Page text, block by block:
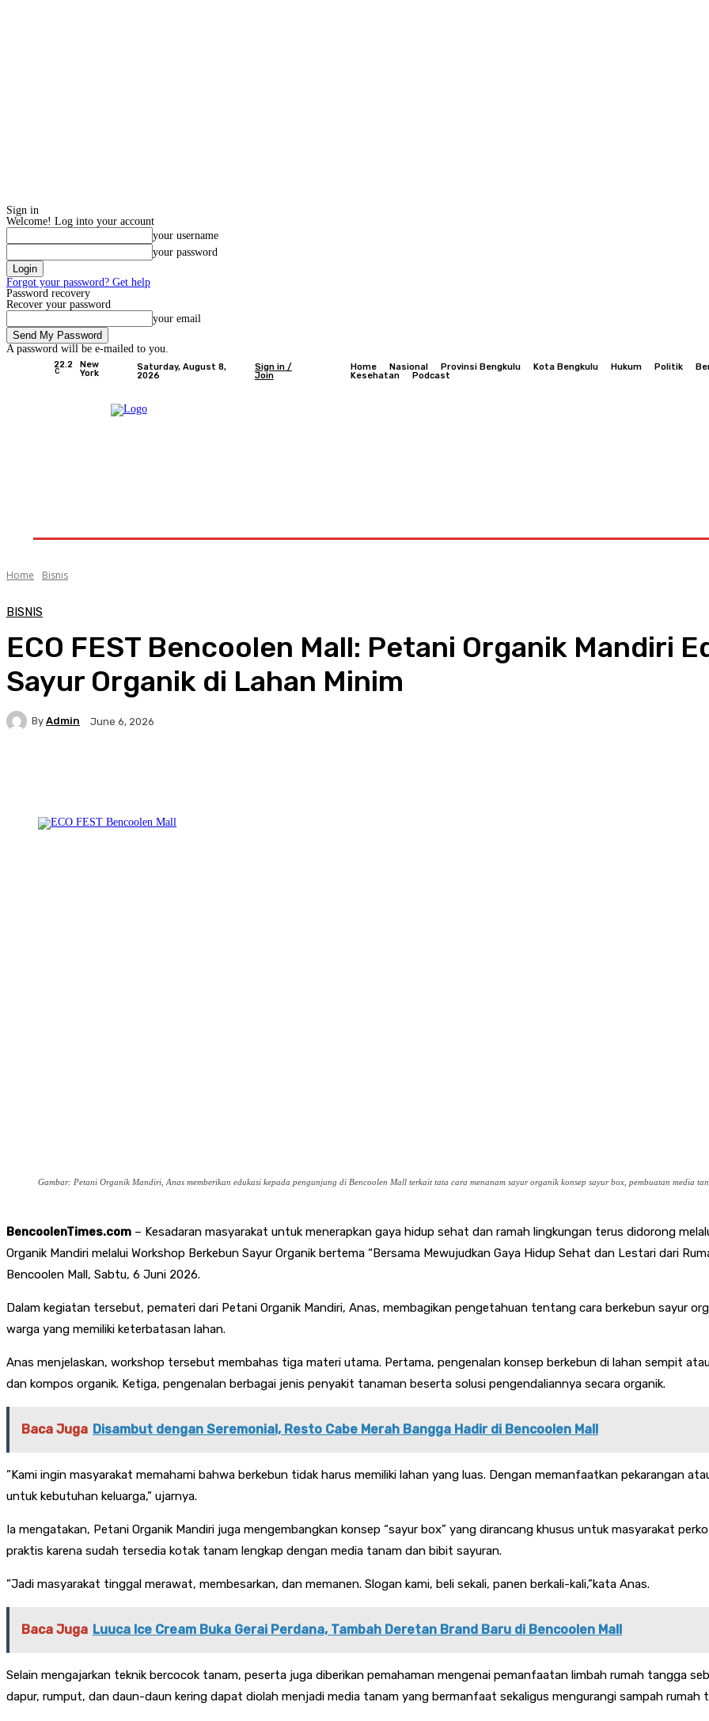
Sign in
Welcome! Log into your account
your username
your password
Forgot your password? Get help
Password recovery
Recover your password
your email
A password will be e-mailed to you.
22.2
C
New
York
Saturday, August 8,
2026
Sign in /
Join
Home Nasional Provinsi Bengkulu Kota Bengkulu Hukum Politik
Kesehatan
Podcast
Home Bisnis
BISNIS
ECO FEST Bencoolen Mall: Petani Organik Mandiri
Sayur Organik di Lahan Minim
By Admin June 6, 2026
Gambar: Petani Organik Mandiri, Anas memberikan edukasi kepada pengunjung di Bencoolen Mall terkait tata cara menanam sayur organik konsep sayur box, pembuatan media
BencoolenTimes.com – Kesadaran masyarakat untuk menerapkan gaya hidup sehat dan ramah lingkungan terus didorong
Organik Mandiri melalui Workshop Berkebun Sayur Organik bertema “Bersama Mewujudkan Gaya Hidup Sehat dan Lestari dari
Bencoolen Mall, Sabtu, 6 Juni 2026.
Dalam kegiatan tersebut, pemateri dari Petani Organik Mandiri, Anas, membagikan pengetahuan tentang cara berkebun sayur
warga yang memiliki keterbatasan lahan.
Anas menjelaskan, workshop tersebut membahas tiga materi utama. Pertama, pengenalan konsep berkebun di lahan sempit
dan kompos organik. Ketiga, pengenalan berbagai jenis penyakit tanaman beserta solusi pengendaliannya secara organik.
Baca Juga Disambut dengan Seremonial, Resto Cabe Merah Bangga Hadir di Bencoolen Mall
”Kami ingin masyarakat memahami bahwa berkebun tidak harus memiliki lahan yang luas. Dengan memanfaatkan pekarangan
untuk kebutuhan keluarga,” ujarnya.
Ia mengatakan, Petani Organik Mandiri juga mengembangkan konsep “sayur box” yang dirancang khusus untuk masyarakat
praktis karena sudah tersedia kotak tanam lengkap dengan media tanam dan bibit sayuran.
”Jadi masyarakat tinggal merawat, membesarkan, dan memanen. Slogan kami, beli sekali, panen berkali-kali,”kata Anas.
Baca Juga Luuca Ice Cream Buka Gerai Perdana, Tambah Deretan Brand Baru di Bencoolen Mall
Selain mengajarkan teknik bercocok tanam, peserta juga diberikan pemahaman mengenai pemanfaatan limbah rumah tangga
dapur, rumput, dan daun-daun kering dapat diolah menjadi media tanam yang bermanfaat sekaligus mengurangi sampah rumah